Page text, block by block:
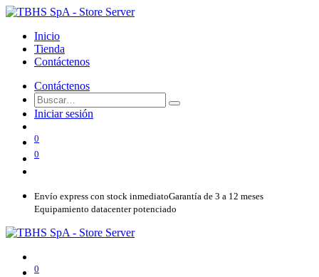
Inicio
Tienda
Contáctenos
Contáctenos
Iniciar sesión
0
0
Envío express con stock inmediatoGarantía de 3 a 12 meses
Equipamiento datacenter potenciado
0